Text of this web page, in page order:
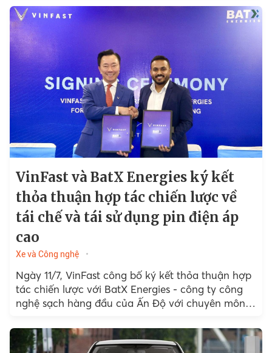
VinFast và BatX Energies ký kết
thỏa thuận hợp tác chiến lược về
tái chế và tái sử dụng pin điện áp
cao
Xe và Công nghệ
Ngày 11/7, VinFast công bố ký kết thỏa thuận hợp
tác chiến lược với BatX Energies - công ty công
nghệ sạch hàng đầu của Ấn Độ với chuyên môn